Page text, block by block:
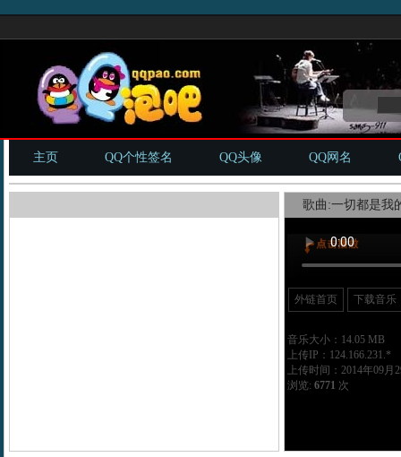
主页 QQ个性签名 QQ头像 QQ网名
歌曲:一切都是我
外链首页 下载音乐
音乐大小：14.05 MB
上传IP：124.166.231.*
上传时间：2014年09月
浏览: 6771 次